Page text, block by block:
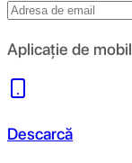
Aplicație de mobil
Descarcă